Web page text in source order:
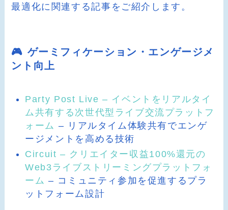
最適化に関連する記事をご紹介します。
🎮 ゲーミフィケーション・エンゲージメ
ント向上
Party Post Live – イベントをリアルタイ
ム共有する次世代型ライブ交流プラットフ
ォーム – リアルタイム体験共有でエンゲ
ージメントを高める技術
Circuit – クリエイター収益100%還元の
Web3ライブストリーミングプラットフォ
ーム – コミュニティ参加を促進するプラ
ットフォーム設計